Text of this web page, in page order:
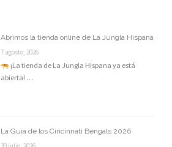
Abrimos la tienda online de La Jungla Hispana
7 agosto, 2026
¡La tienda de La Jungla Hispana ya está
abierta! …
La Guía de los Cincinnati Bengals 2026